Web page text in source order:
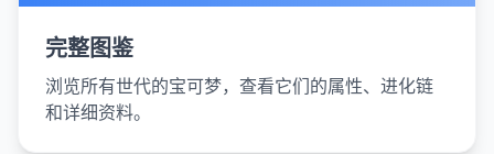
完整图鉴
浏览所有世代的宝可梦，查看它们的属性、进化链
和详细资料。